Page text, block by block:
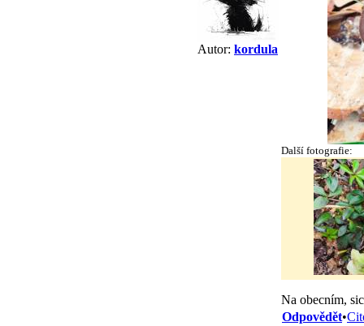
Autor: kordula
Další fotografie:
Na obecním,
Odpovědět•